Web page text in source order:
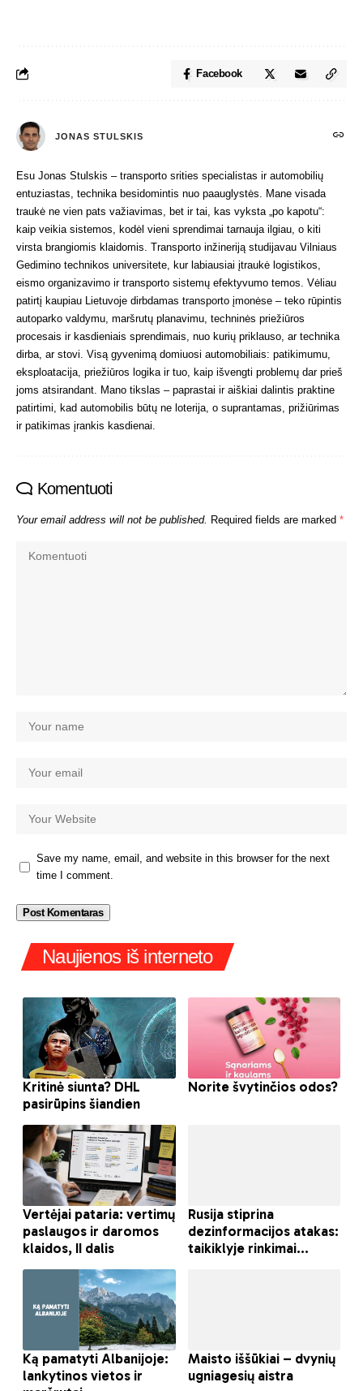
Facebook
JONAS STULSKIS
Esu Jonas Stulskis – transporto srities specialistas ir automobilių
entuziastas, technika besidomintis nuo paauglystės. Mane visada
traukė ne vien pats važiavimas, bet ir tai, kas vyksta „po kapotu“:
kaip veikia sistemos, kodėl vieni sprendimai tarnauja ilgiau, o kiti
virsta brangiomis klaidomis. Transporto inžineriją studijavau Vilniaus
Gedimino technikos universitete, kur labiausiai įtraukė logistikos,
eismo organizavimo ir transporto sistemų efektyvumo temos. Vėliau
patirtį kaupiau Lietuvoje dirbdamas transporto įmonėse – teko rūpintis
autoparko valdymu, maršrutų planavimu, techninės priežiūros
procesais ir kasdieniais sprendimais, nuo kurių priklauso, ar technika
dirba, ar stovi. Visą gyvenimą domiuosi automobiliais: patikimumu,
eksploatacija, priežiūros logika ir tuo, kaip išvengti problemų dar prieš
joms atsirandant. Mano tikslas – paprastai ir aiškiai dalintis praktine
patirtimi, kad automobilis būtų ne loterija, o suprantamas, prižiūrimas
ir patikimas įrankis kasdienai.
Komentuoti
Your email address will not be published. Required fields are marked *
Save my name, email, and website in this browser for the next
time I comment.
Naujienos iš interneto